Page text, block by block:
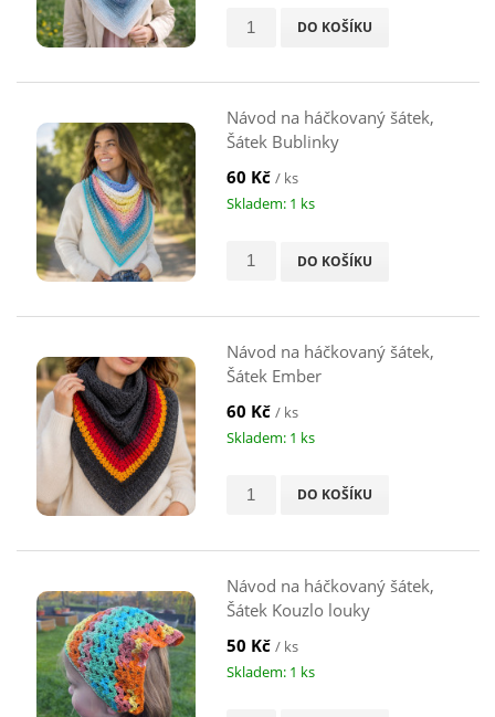
DO KOŠÍKU
Návod na háčkovaný šátek,
Šátek Bublinky
60 Kč / ks
Skladem: 1 ks
DO KOŠÍKU
Návod na háčkovaný šátek,
Šátek Ember
60 Kč / ks
Skladem: 1 ks
DO KOŠÍKU
Návod na háčkovaný šátek,
Šátek Kouzlo louky
50 Kč / ks
Skladem: 1 ks